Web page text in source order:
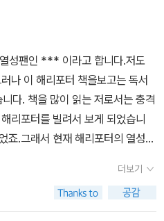
소년 해리의 모습을 또다른 나 자
서술했다. 비밀의 방을 개인적으
있고 완벽한 시리즈라고 표현하
*^^*성팬인 *** 이라고 합니다.저도
포터 책을보고는 독서
다. 책을 많이 읽는 저로서는 충격
리포터를 빌려서 보게 되었습니
죠.그래서 현재 해리포터의 열성팬
더보기